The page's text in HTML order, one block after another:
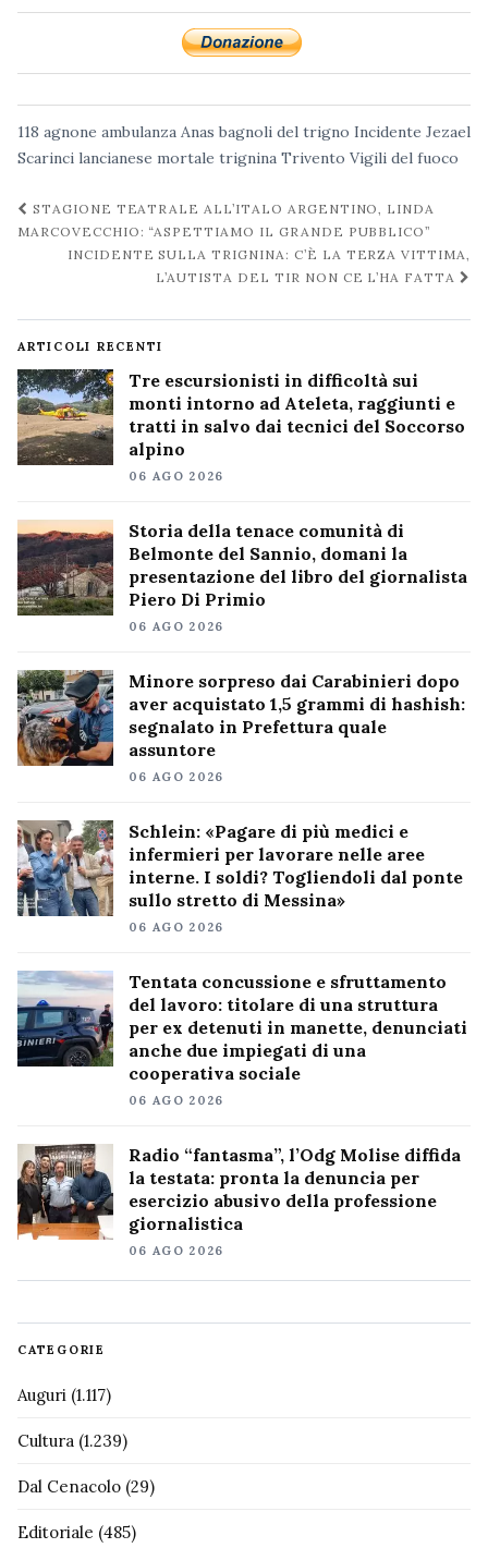
118 agnone ambulanza Anas bagnoli del trigno Incidente Jezael
Scarinci lancianese mortale trignina Trivento Vigili del fuoco
Navigazione
post
STAGIONE TEATRALE ALL’ITALO ARGENTINO, LINDA
MARCOVECCHIO: “ASPETTIAMO IL GRANDE PUBBLICO”
INCIDENTE SULLA TRIGNINA: C’È LA TERZA VITTIMA,
L’AUTISTA DEL TIR NON CE L’HA FATTA
ARTICOLI RECENTI
Tre escursionisti in difficoltà sui
monti intorno ad Ateleta, raggiunti e
tratti in salvo dai tecnici del Soccorso
alpino
06 AGO 2026
Storia della tenace comunità di
Belmonte del Sannio, domani la
presentazione del libro del giornalista
Piero Di Primio
06 AGO 2026
Minore sorpreso dai Carabinieri dopo
aver acquistato 1,5 grammi di hashish:
segnalato in Prefettura quale
assuntore
06 AGO 2026
Schlein: «Pagare di più medici e
infermieri per lavorare nelle aree
interne. I soldi? Togliendoli dal ponte
sullo stretto di Messina»
06 AGO 2026
Tentata concussione e sfruttamento
del lavoro: titolare di una struttura
per ex detenuti in manette, denunciati
anche due impiegati di una
cooperativa sociale
06 AGO 2026
Radio “fantasma”, l’Odg Molise diffida
la testata: pronta la denuncia per
esercizio abusivo della professione
giornalistica
06 AGO 2026
CATEGORIE
Auguri (1.117)
Cultura (1.239)
Dal Cenacolo (29)
Editoriale (485)